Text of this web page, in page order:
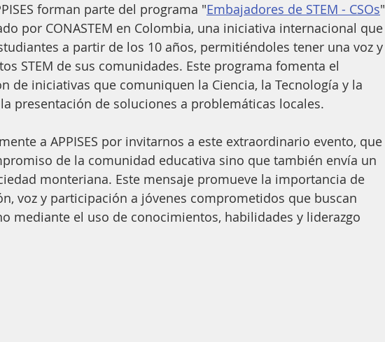
forman parte del programa "Embajadores de STEM - CSOs"
por CONASTEM en Colombia, una iniciativa internacional que
a partir de los 10 años, permitiéndoles tener una voz y
STEM de sus comunidades. Este programa fomenta el
de iniciativas que comuniquen la Ciencia, la Tecnología y la
presentación de soluciones a problemáticas locales.
a APPISES por invitarnos a este extraordinario evento, que
de la comunidad educativa sino que también envía un
monteriana. Este mensaje promueve la importancia de
voz y participación a jóvenes comprometidos que buscan
mediante el uso de conocimientos, habilidades y liderazgo